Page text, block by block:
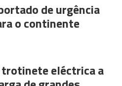
de urgência
o continente
eléctrica a